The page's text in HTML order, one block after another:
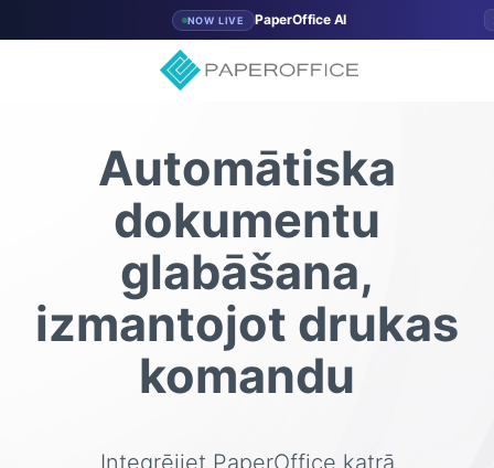
NOW LIVE PaperOffice AI
Automātiska
dokumentu
glabāšana,
izmantojot drukas
komandu
Integrējiet PaperOffice katrā